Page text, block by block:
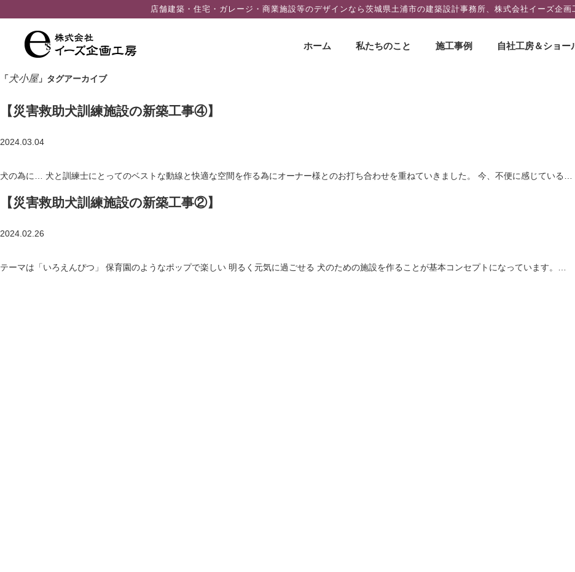
店舗建築・住宅・ガレージ・商業施設等のデザインなら茨城県土浦市の建築設計事務所、株式会社イーズ企画
コ
プ
ホーム 私たちのこと 施工事例 自社工房＆ショー
「犬小屋」タグアーカイブ
【災害救助犬訓練施設の新築工事④】
2024.03.04
犬の為に… 犬と訓練士にとってのベストな動線と快適な空間を作る為にオーナー様とのお打ち合わせを重ねていきました。 今、不便に感じている…
【災害救助犬訓練施設の新築工事②】
2024.02.26
テーマは「いろえんぴつ」 保育園のようなポップで楽しい 明るく元気に過ごせる 犬のための施設を作ることが基本コンセプトになっています。…